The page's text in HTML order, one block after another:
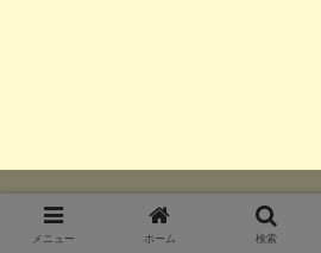
メニュー ホーム 検索